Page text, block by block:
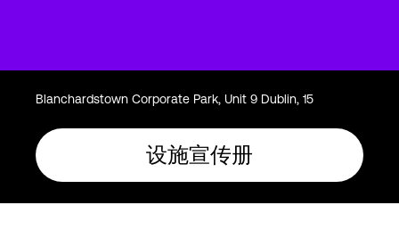
Blanchardstown Corporate Park, Unit 9 Dublin, 15
设施宣传册